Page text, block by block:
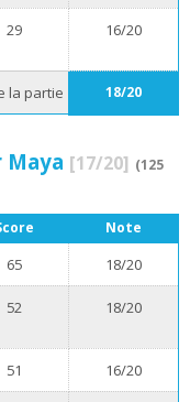
29 16/20
la partie 18/20
Maya [17/20] (125
Note
65 18/20
52 18/20
51 16/20